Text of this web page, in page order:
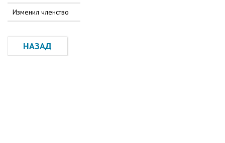
Изменил членство
НАЗАД